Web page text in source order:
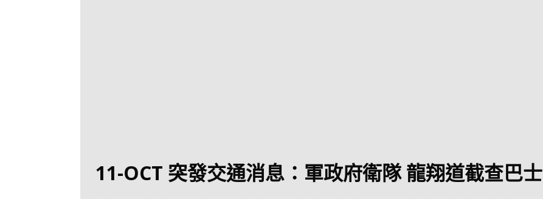
[ 2026-06-24 ] 校巴終於第一滴血了
巴壇隨手寫
11-OCT 突發交通消息：軍政府衛隊 龍翔道截查巴士